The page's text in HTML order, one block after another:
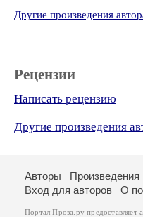
Другие произведения
Рецензии
Написать рецензию
Другие произведения
Авторы Произведения
Вход для авторов
О
Портал Проза.ру предоставляет